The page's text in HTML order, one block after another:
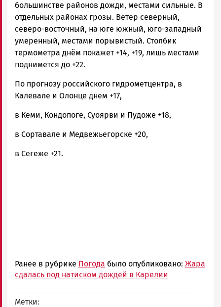
большинстве районов дожди, местами сильные. В
отдельных районах грозы. Ветер северный,
северо-восточный, на юге южный, юго-западный
умеренный, местами порывистый. Столбик
термометра днём покажет +14, +19, лишь местами
поднимется до +22.
По прогнозу российского гидрометцентра, в
Калевале и Олонце днем +17,
в Кеми, Кондопоге, Суоярви и Пудоже +18,
в Сортавале и Медвежьегорске +20,
в Сегеже +21.
Ранее в рубрике Погода было опубликовано: Жара
сдалась под натиском дождей в Карелии
Метки